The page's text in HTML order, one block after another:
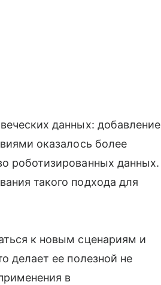
данных: добавление
оказалось более
роботизированных данных.
такого подхода для
к новым сценариям и
делает ее полезной не
в